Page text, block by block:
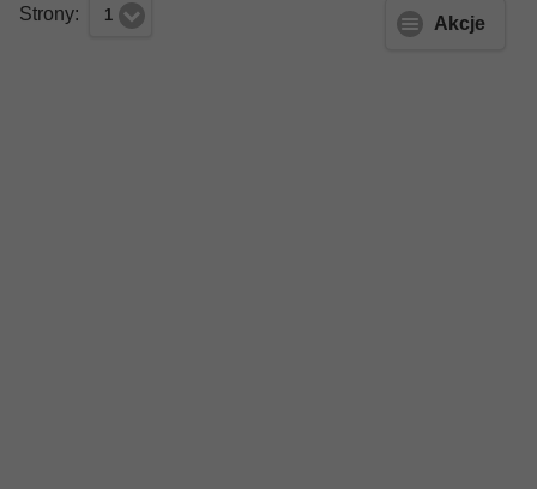
Strony: 1 Akcje